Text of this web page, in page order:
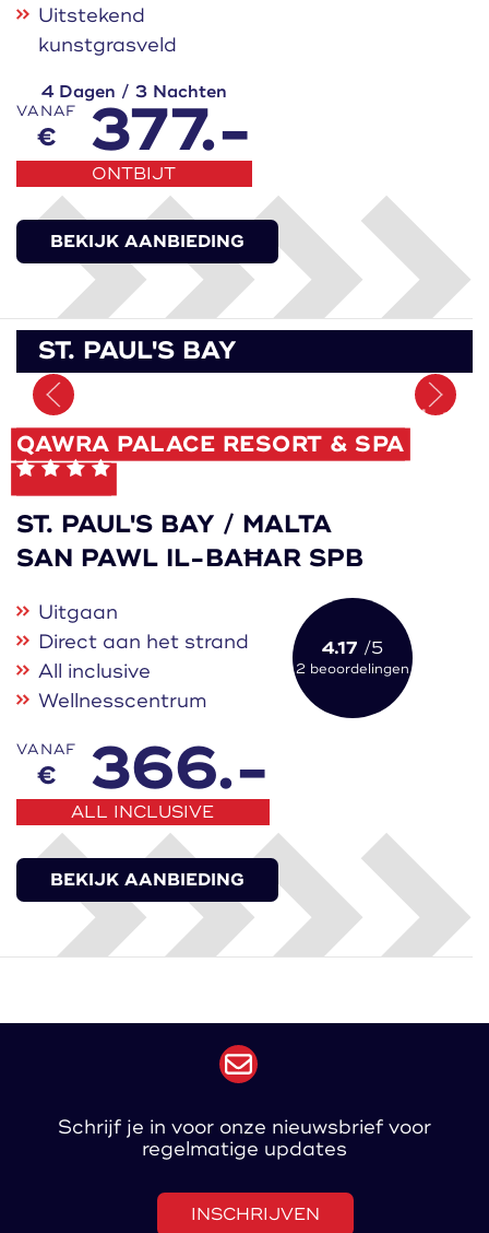
Uitstekend
kunstgrasveld
4 Dagen / 3 Nachten
VANAF
€ 377.-
ONTBIJT
BEKIJK AANBIEDING
ST. PAUL'S BAY
Onthoud
QAWRA PALACE RESORT & SPA
ST. PAUL'S BAY / MALTA
SAN PAWL IL-BAĦAR SPB
Uitgaan
Direct aan het strand
All inclusive
Wellnesscentrum
4.17 /5
2 beoordelingen
VANAF
€ 366.-
ALL INCLUSIVE
BEKIJK AANBIEDING
Schrijf je in voor onze nieuwsbrief voor
regelmatige updates
INSCHRIJVEN